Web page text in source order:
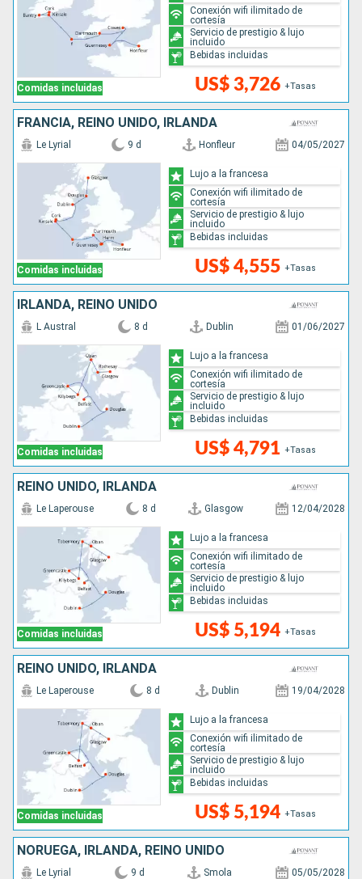
Comidas incluidas US$ 3,726 +Tasas
Conexión wifi ilimitado de
cortesía
Servicio de prestigio & lujo
incluido
Bebidas incluidas
FRANCIA, REINO UNIDO, IRLANDA
Comidas incluidas
Le Lyrial 9 d Honfleur 04/05/2027
US$ 4,555 +Tasas
Lujo a la francesa
Conexión wifi ilimitado de
cortesía
Servicio de prestigio & lujo
incluido
Bebidas incluidas
IRLANDA, REINO UNIDO
Comidas incluidas
L Austral 8 d Dublin 01/06/2027
US$ 4,791 +Tasas
Lujo a la francesa
Conexión wifi ilimitado de
cortesía
Servicio de prestigio & lujo
incluido
Bebidas incluidas
REINO UNIDO, IRLANDA
Comidas incluidas
Le Laperouse 8 d Glasgow 12/04/2028
US$ 5,194 +Tasas
Lujo a la francesa
Conexión wifi ilimitado de
cortesía
Servicio de prestigio & lujo
incluido
Bebidas incluidas
REINO UNIDO, IRLANDA
Comidas incluidas
Le Laperouse 8 d Dublin 19/04/2028
US$ 5,194 +Tasas
Lujo a la francesa
Conexión wifi ilimitado de
cortesía
Servicio de prestigio & lujo
incluido
Bebidas incluidas
NORUEGA, IRLANDA, REINO UNIDO
Le Lyrial 9 d Smola 05/05/2028